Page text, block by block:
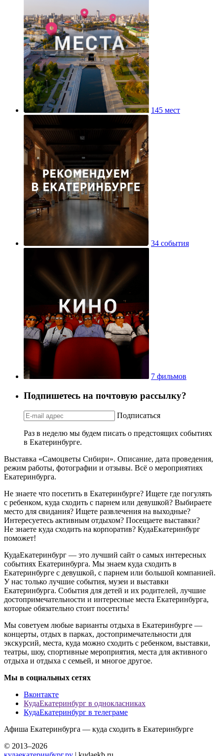
145 мест
34 события
7 фильмов
Подпишетесь на почтовую рассылку?
Подписаться
Раз в неделю мы будем писать о предстоящих событиях
в Екатеринбурге.
Выставка «Самоцветы Сибири». Описание, дата проведения,
режим работы, фотографии и отзывы. Всё о мероприятиях
Екатеринбурга.
Не знаете что посетить в Екатеринбурге? Ищете где погулять
с ребенком, куда сходить с парнем или девушкой? Выбираете
место для свидания? Ищете развлечения на выходные?
Интересуетесь активным отдыхом? Посещаете выставки?
Не знаете куда сходить на корпоратив? КудаЕкатеринбург
поможет!
КудаЕкатеринбург — это лучший сайт о самых интересных
событиях Екатеринбурга. Мы знаем куда сходить в
Екатеринбурге с девушкой, с парнем или большой компанией.
У нас только лучшие события, музеи и выставки
Екатеринбурга. События для детей и их родителей, лучшие
достопримечательности и интересные места Екатеринбурга,
которые обязательно стоит посетить!
Мы советуем любые варианты отдыха в Екатеринбурге —
концерты, отдых в парках, достопримечательности для
экскурсий, места, куда можно сходить с ребенком, выставки,
театры, шоу, спортивные мероприятия, места для активного
отдыха и отдыха с семьей, и многое другое.
Мы в социальных сетях
Вконтакте
КудаЕкатеринбург в однокласниках
КудаЕкатеринбург в телеграме
Афиша Екатеринбурга — куда сходить в Екатеринбурге
© 2013–2026